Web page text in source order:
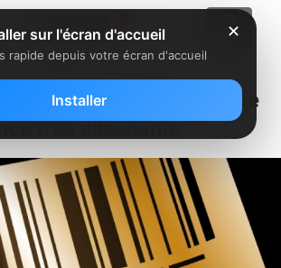
nouvelle Vente Privée
très alléchante
✕
sur l'écran d'accueil
rapide depuis votre écran d'accueil
Installer